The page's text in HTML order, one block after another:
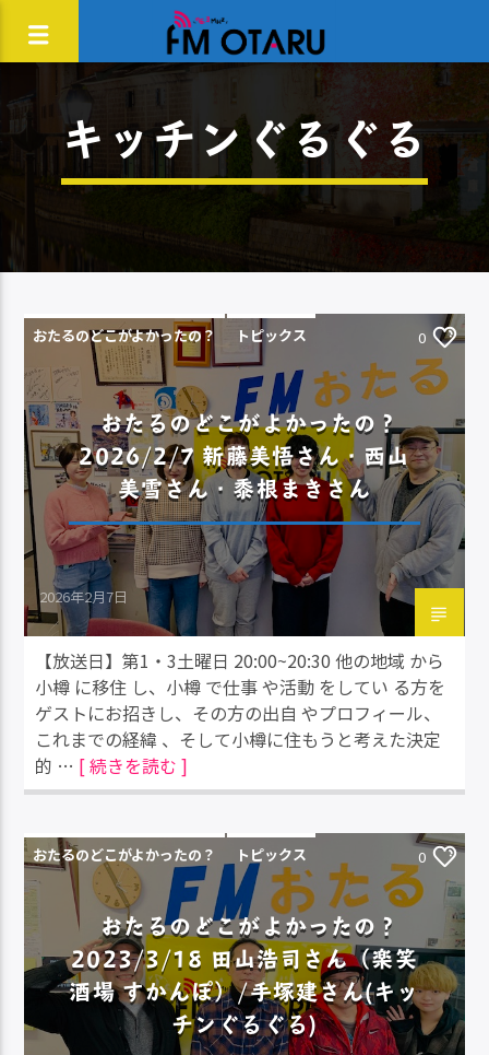
キッチンぐるぐる
おたるのどこがよかったの？ トピックス 0
おたるのどこがよかったの？
2026/2/7 新藤美悟さん・西山
美雪さん・黍根まきさん
2026年2月7日
【放送日】第1・3土曜日 20:00~20:30 他の地域 から
小樽 に移住 し、小樽 で仕事 や活動 をしてい る方を
ゲストにお招きし、その方の出自 やプロフィール、
これまでの経緯 、そして小樽に住もうと考えた決定
的 … [ 続きを読む ]
おたるのどこがよかったの？ トピックス 0
おたるのどこがよかったの？
2023/3/18 田山浩司さん（楽笑
酒場 すかんぽ）/手塚建さん(キッ
チンぐるぐる)